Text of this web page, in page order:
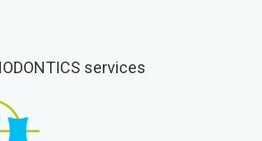
services